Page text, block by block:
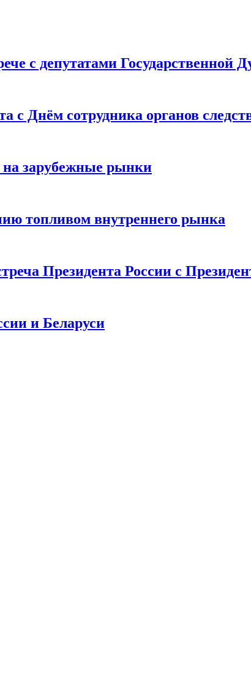
с депутатами Государственной
с Днём сотрудника органов
зарубежные рынки
топливом внутреннего рынка
Президента России с
и Беларуси